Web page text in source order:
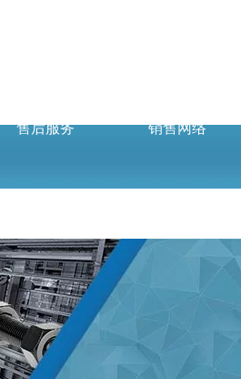
售后服务 销售网络